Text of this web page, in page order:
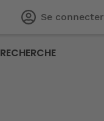
Se connecter
RECHERCHE